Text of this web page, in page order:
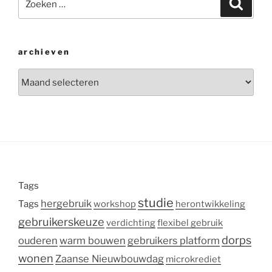
naar:
archieven
Tags
Tags hergebruikworkshop studie herontwikkeling
gebruikerskeuze verdichtingflexibel gebruik
ouderen warm bouwen gebruikers platform dorps
wonen Zaanse Nieuwbouwdag microkrediet